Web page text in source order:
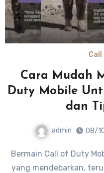
Cara Mudah
Duty Mobile
dan
admin 08/
Bermain Call of Duty Mobile bisa menjadi pengalaman
yang mendebarkan,